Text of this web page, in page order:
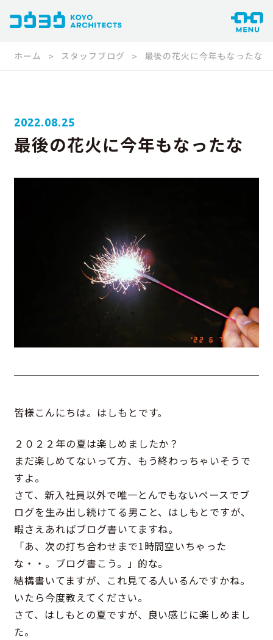
ホーム スタッフブログ 最後の花火に今年もなったな
最後の花火に今年もなったな
2022.08.25
皆様こんにちは。はしもとです。
２０２２年の夏は楽しめましたか？
まだ楽しめてないって方、もう終わっちゃいそうで
すよ。
さて、新入社員以外で唯一とんでもないペースでブ
ログを生み出し続けてる男こと、はしもとですが、
暇さえあればブログ書いてますね。
「あ、次の打ち合わせまで1時間空いちゃった
な・・。ブログ書こう。」的な。
結構書いてますが、これ見てる人いるんですかね。
いたら今度教えてください。
さて、はしもとの夏ですが、良い感じに楽しめまし
た。